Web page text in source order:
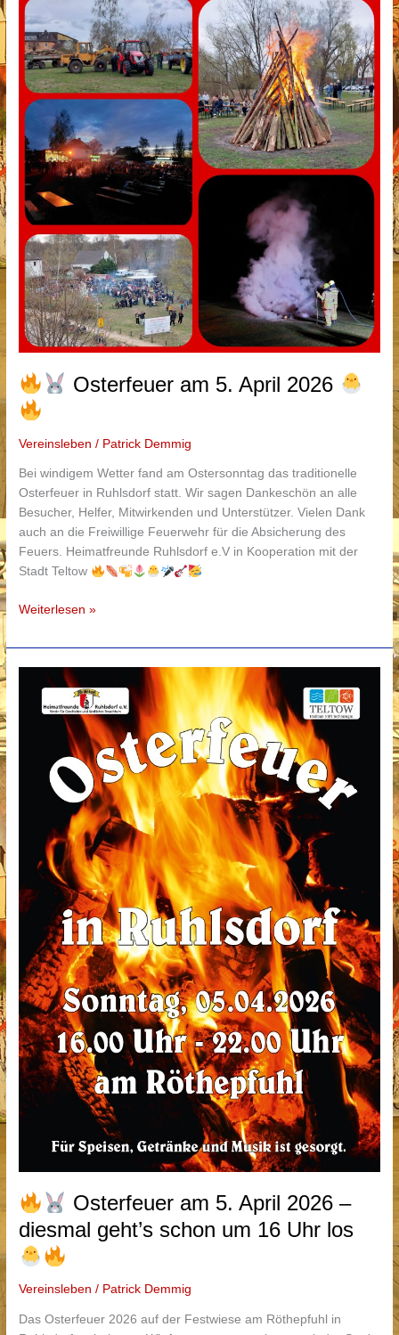
am
31.
Mai
2026
Osterfeuer am 5. April 2026
Vereinsleben / Patrick Demmig
Bei windigem Wetter fand am Ostersonntag das traditionelle
Osterfeuer in Ruhlsdorf statt. Wir sagen Dankeschön an alle
Besucher, Helfer, Mitwirkenden und Unterstützer. Vielen Dank
auch an die Freiwillige Feuerwehr für die Absicherung des
Feuers. Heimatfreunde Ruhlsdorf e.V in Kooperation mit der
Stadt Teltow
Osterfeuer
am
Weiterlesen »
Osterfeuer am 5. April 2026 –
diesmal geht’s schon um 16 Uhr los
Vereinsleben / Patrick Demmig
Das Osterfeuer 2026 auf der Festwiese am Röthepfuhl in